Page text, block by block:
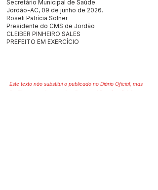
Secretário Municipal de Saúde.
Jordão-AC, 09 de junho de 2026.
Roseli Patrícia Solner
Presidente do CMS de Jordão
CLEIBER PINHEIRO SALES
PREFEITO EM EXERCÍCIO
Este texto não substitui o publicado no Diário Oficial, mas
facilita a pesquisa para localizar a publicação oficial.